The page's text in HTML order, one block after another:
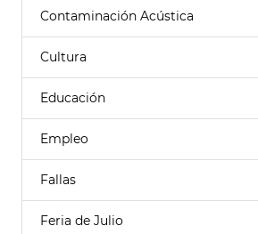
Contaminación Acústica
Cultura
Educación
Empleo
Fallas
Feria de Julio